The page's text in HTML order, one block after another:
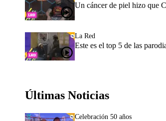
Un cáncer de piel hizo que
La Red
Este es el top 5 de las
Últimas Noticias
Celebración 50 años